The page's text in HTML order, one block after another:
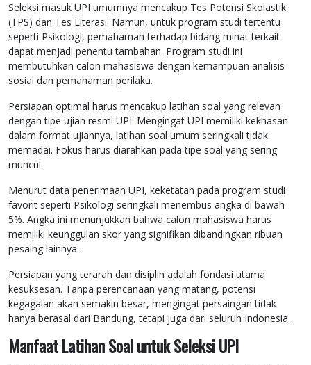
Seleksi masuk UPI umumnya mencakup Tes Potensi Skolastik
(TPS) dan Tes Literasi. Namun, untuk program studi tertentu
seperti Psikologi, pemahaman terhadap bidang minat terkait
dapat menjadi penentu tambahan. Program studi ini
membutuhkan calon mahasiswa dengan kemampuan analisis
sosial dan pemahaman perilaku.
Persiapan optimal harus mencakup latihan soal yang relevan
dengan tipe ujian resmi UPI. Mengingat UPI memiliki kekhasan
dalam format ujiannya, latihan soal umum seringkali tidak
memadai. Fokus harus diarahkan pada tipe soal yang sering
muncul.
Menurut data penerimaan UPI, keketatan pada program studi
favorit seperti Psikologi seringkali menembus angka di bawah
5%. Angka ini menunjukkan bahwa calon mahasiswa harus
memiliki keunggulan skor yang signifikan dibandingkan ribuan
pesaing lainnya.
Persiapan yang terarah dan disiplin adalah fondasi utama
kesuksesan. Tanpa perencanaan yang matang, potensi
kegagalan akan semakin besar, mengingat persaingan tidak
hanya berasal dari Bandung, tetapi juga dari seluruh Indonesia.
Manfaat Latihan Soal untuk Seleksi UPI